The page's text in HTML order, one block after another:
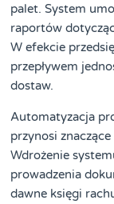
palet. System
raportów
W efekcie
przepływem
dostaw.
Automatyzacja
przynosi
Wdrożenie
prowadzenia
dawne księgi